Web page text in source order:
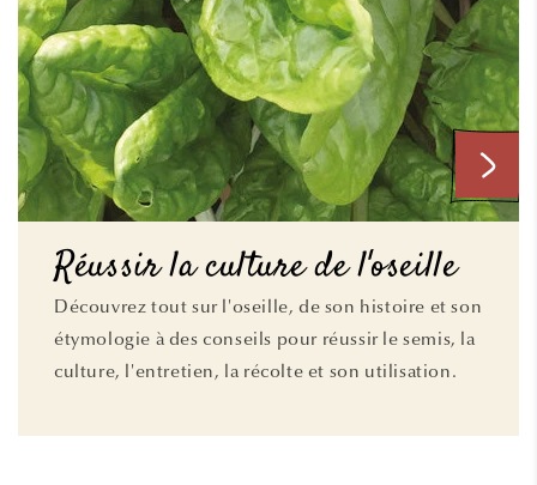
Réussir la culture de l'oseille
Découvrez tout sur l'oseille, de son histoire et son
étymologie à des conseils pour réussir le semis, la
culture, l'entretien, la récolte et son utilisation.